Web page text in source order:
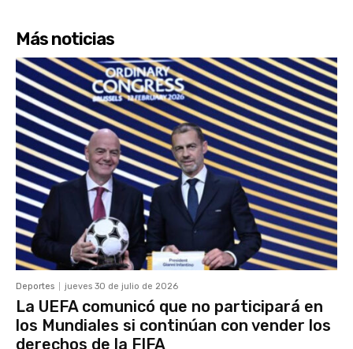
Más noticias
Deportes jueves 30 de julio de 2026
La UEFA comunicó que no participará en
los Mundiales si continúan con vender los
derechos de la FIFA